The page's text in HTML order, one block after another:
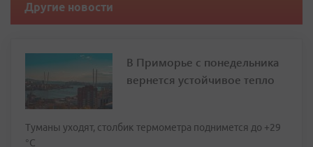
Другие новости
В Приморье с понедельника
вернется устойчивое тепло
Туманы уходят, столбик термометра поднимется до +29
°С